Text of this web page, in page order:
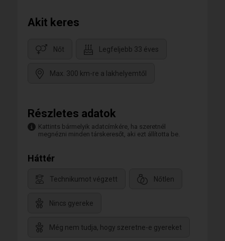
Akit keres
Nőt Legfeljebb 33 éves
Max. 300 km-re a lakhelyemtől
Részletes adatok
Kattints bármelyik adatcímkére, ha szeretnél
megnézni minden társkeresőt, aki ezt állította be.
Háttér
Technikumot végzett Nőtlen
Nincs gyereke
Még nem tudja, hogy szeretne-e gyereket